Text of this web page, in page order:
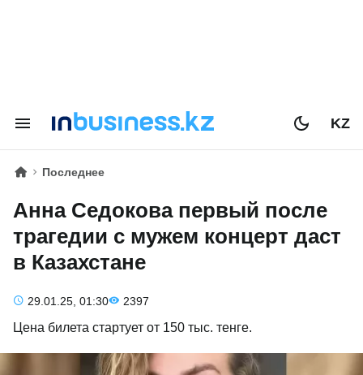
KZ
Последнее
Анна Седокова первый после
трагедии с мужем концерт даст
в Казахстане
29.01.25, 01:30 2397
Цена билета стартует от 150 тыс. тенге.